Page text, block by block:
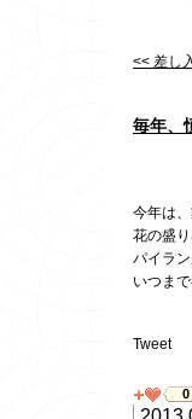
<< 差し
毎年、
今年は
花の盛
パイラン
いつま
Tweet
0